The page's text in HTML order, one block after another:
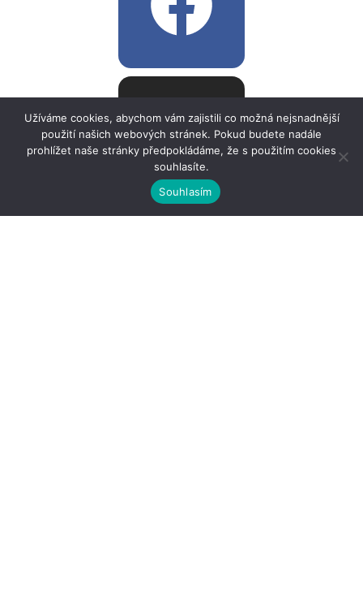
Užíváme cookies, abychom vám zajistili co možná nejsnadnější
použití našich webových stránek. Pokud budete nadále
prohlížet naše stránky předpokládáme, že s použitím cookies
souhlasíte.
Souhlasím